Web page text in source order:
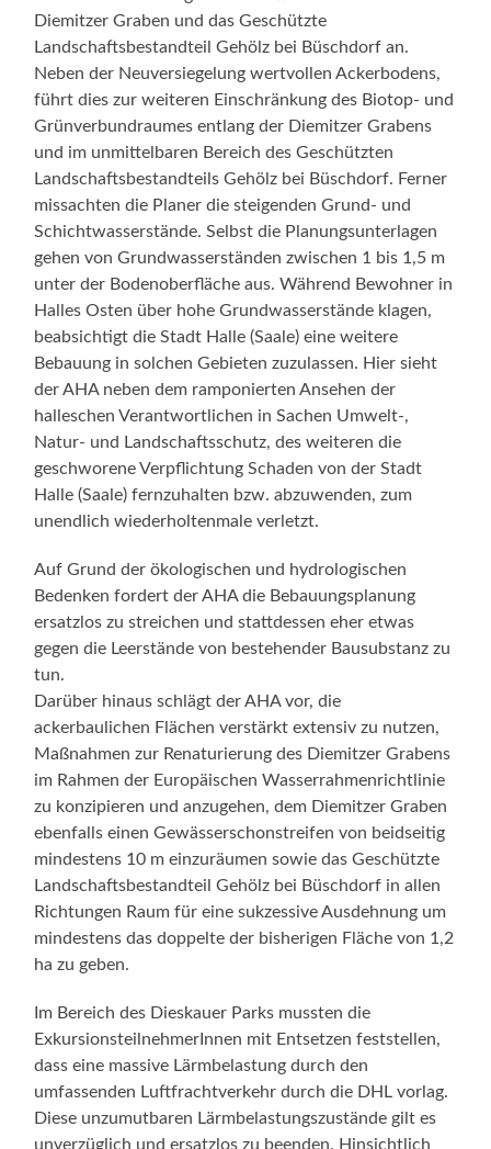
Diemitzer Graben und das Geschützte
Landschaftsbestandteil Gehölz bei Büschdorf an.
Neben der Neuversiegelung wertvollen Ackerbodens,
führt dies zur weiteren Einschränkung des Biotop- und
Grünverbundraumes entlang der Diemitzer Grabens
und im unmittelbaren Bereich des Geschützten
Landschaftsbestandteils Gehölz bei Büschdorf. Ferner
missachten die Planer die steigenden Grund- und
Schichtwasserstände. Selbst die Planungsunterlagen
gehen von Grundwasserständen zwischen 1 bis 1,5 m
unter der Bodenoberfläche aus. Während Bewohner in
Halles Osten über hohe Grundwasserstände klagen,
beabsichtigt die Stadt Halle (Saale) eine weitere
Bebauung in solchen Gebieten zuzulassen. Hier sieht
der AHA neben dem ramponierten Ansehen der
halleschen Verantwortlichen in Sachen Umwelt-,
Natur- und Landschaftsschutz, des weiteren die
geschworene Verpflichtung Schaden von der Stadt
Halle (Saale) fernzuhalten bzw. abzuwenden, zum
unendlich wiederholtenmale verletzt.
Auf Grund der ökologischen und hydrologischen
Bedenken fordert der AHA die Bebauungsplanung
ersatzlos zu streichen und stattdessen eher etwas
gegen die Leerstände von bestehender Bausubstanz zu
tun.
Darüber hinaus schlägt der AHA vor, die
ackerbaulichen Flächen verstärkt extensiv zu nutzen,
Maßnahmen zur Renaturierung des Diemitzer Grabens
im Rahmen der Europäischen Wasserrahmenrichtlinie
zu konzipieren und anzugehen, dem Diemitzer Graben
ebenfalls einen Gewässerschonstreifen von beidseitig
mindestens 10 m einzuräumen sowie das Geschützte
Landschaftsbestandteil Gehölz bei Büschdorf in allen
Richtungen Raum für eine sukzessive Ausdehnung um
mindestens das doppelte der bisherigen Fläche von 1,2
ha zu geben.
Im Bereich des Dieskauer Parks mussten die
ExkursionsteilnehmerInnen mit Entsetzen feststellen,
dass eine massive Lärmbelastung durch den
umfassenden Luftfrachtverkehr durch die DHL vorlag.
Diese unzumutbaren Lärmbelastungszustände gilt es
unverzüglich und ersatzlos zu beenden. Hinsichtlich